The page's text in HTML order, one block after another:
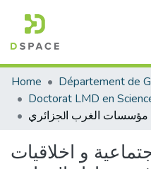
Communities & Collections
All of DSpace
Statistics
Home
Département de
و اﺧﻼﻗﻴﺎت